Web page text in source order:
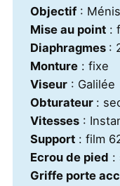
Objectif:
Mise au point:
Diaphragmes :
Monture: fixe
Viseur: Galilée
Obturateur :
Vitesses:
Support: film
Ecrou de pied :
Griffe porte